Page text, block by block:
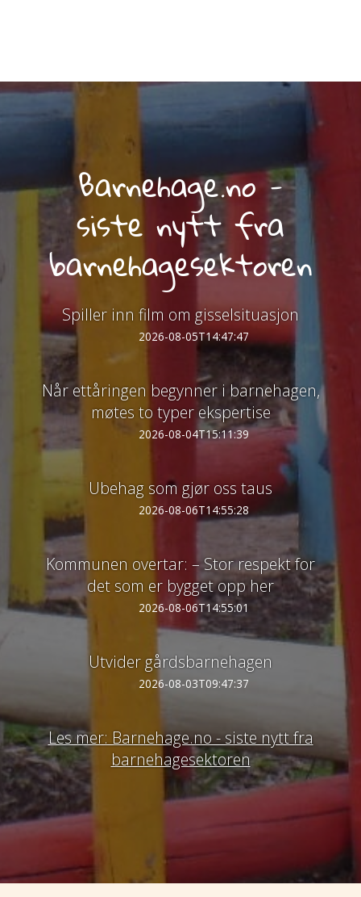
Barnehage.no -
siste nytt fra
barnehagesektoren
Spiller inn film om gisselsituasjon
2026-08-05T14:47:47
Når ettåringen begynner i barnehagen,
møtes to typer ekspertise
2026-08-04T15:11:39
Ubehag som gjør oss taus
2026-08-06T14:55:28
Kommunen overtar: – Stor respekt for
det som er bygget opp her
2026-08-06T14:55:01
Utvider gårdsbarnehagen
2026-08-03T09:47:37
Les mer: Barnehage.no - siste nytt fra
barnehagesektoren